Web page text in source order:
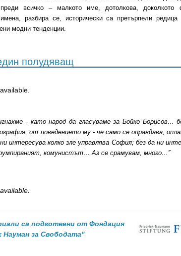
всичко – малкото име, дотолкова, доколкото
разбира се, исторически са претърпели
модни тенденции.
полудяващ
- като народ да гласуваме за Бойко Борисов…
от поведението му - че само се оправдава,
интересува колко зле управлява София; без да ни
комунистът… Аз се срамувам, много…”
са подготвени от Фондация
Науман за Свободата"